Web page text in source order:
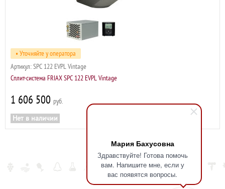
Мария Бахусовна
Здравствуйте! Готова помочь
вам. Напишите мне, если у
вас появятся вопросы.
• Уточняйте у оператора
Артикул: SPC 122 EVPL Vintage
Сплит-система FRIAX SPC 122 EVPL Vintage
1 606 500 р
Нет в наличии